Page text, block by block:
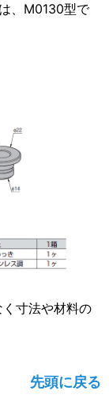
、M0130型で
寸法や材料の
先頭に戻る